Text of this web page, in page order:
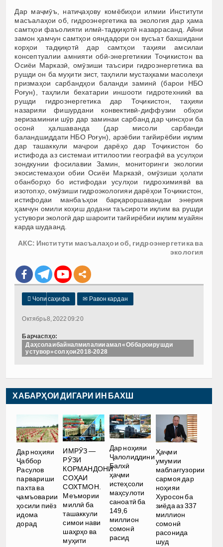
Дар маҷмӯъ, натиҷаҳову комёбиҳои илмии Институти
масъалаҳои об, гидроэнергетика ва экология дар ҳама
самтҳои фаъолияти илмӣ-тадқиқотӣ назаррасанд. Айни
замон ҳамчун самтҳои ояндадори он вусъат бахшидани
корҳои тадқиқотӣ дар самтҳои таҳияи амсилаи
консептуалии амнияти обӣ-энергетикии Тоҷикистон ва
Осиёи Марказӣ, омӯзиши таъсири гидроэнергетика ва
рушди он ба муҳити зист, таҳлили мустаҳками масолеҳи
призмаҳои сарбандҳои баланди заминӣ (барои НБО
Роғун), таҳлили бехатарии иншооти гидротехникӣ ва
рушди гидроэнергетика дар Тоҷикистон, таҳияи
назарияи фишурдани конвективӣ-диффузии обҳои
зеризаминии шӯр дар заминаи сарбанд дар ҷинсҳои ба
осонӣ ҳалшаванда (дар мисоли сарбанди
баландшиддати НБО Роғун), арзёбии тағйирёбии иқлим
дар ташаккули маҷрои дарёҳо дар Тоҷикистон бо
истифода аз системаи иттилоотии географӣ ва усулҳои
зондкунии фосилавии Замин, мониторинги экологии
экосистемаҳои обии Осиёи Марказӣ, омӯзиши ҳолати
обанборҳо бо истифодаи усулҳои гидрохимиявӣ ва
изотопҳо, омӯзиши гидроэкологияи дарёҳои Тоҷикистон,
истифодаи манбаъҳои барқароршавандаи энерия
ҳамчун омили коҳиш додани таъсироти иқлим ва рушди
устувори экологӣ дар шароити тағйирёбии иқлим муайян
карда шудаанд.
АКС: Институти масъалаҳои об, гидроэнергетика ва
экология
 Чопи саҳифа ✉ Равон кардан
Октябрь 8, 2022 09:20
Барчаспҳо:
Даҳсолаи байналмилалии амал «Об барои рушди
устувор» солҳои 2018-2028
ХАБАРҲОИ ДИГАРИ ИН БАХШ
Дар ноҳияи
Ҷаббор
Расулов
парвариши
пахта ва
ҷамъоварии
ҳосили пиёз
идома
дорад
ИМРӮЗ —
РӮЗИ
КОРМАНДОНИ
СОҲАИ
СОХТМОН.
Меъмории
миллӣ ба
ташаккули
симои нави
шаҳрҳо ва
муҳити
Дар ноҳияи
Ҷалолиддини
Балхӣ
ҳаҷми
истеҳсоли
маҳсулоти
саноатӣ ба
149,6
миллион
сомонӣ
расид
Ҳаҷми
умумии
маблағгузории
сармоя дар
ноҳияи
Хуросон ба
зиёда аз 337
миллион
сомонӣ
расонида
шуд